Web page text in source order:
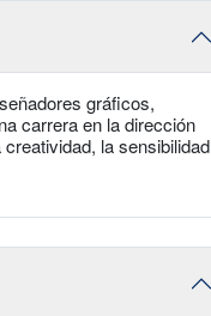
gráficos,
carrera en la dirección
la sensibilidad